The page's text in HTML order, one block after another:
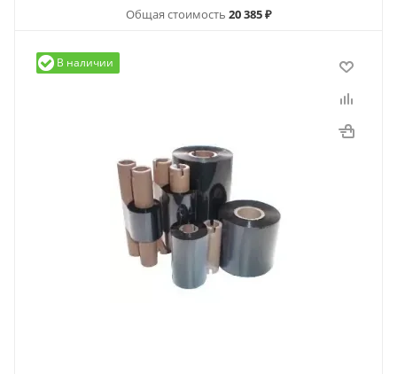
Общая стоимость 20 385 ₽
В наличии